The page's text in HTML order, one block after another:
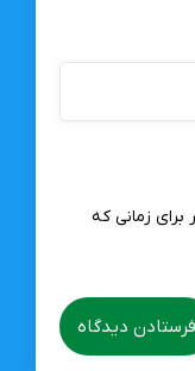
برای زمانی که